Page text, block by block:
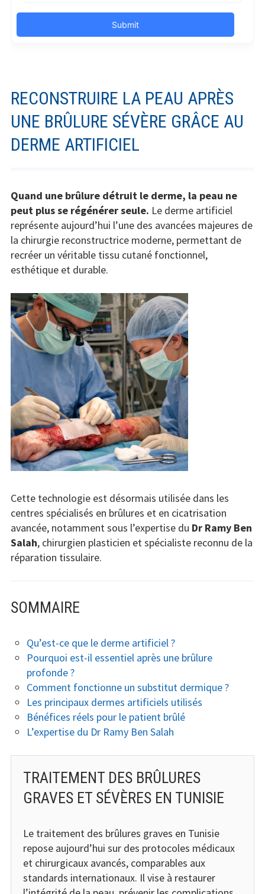
RECONSTRUIRE LA PEAU APRÈS
UNE BRÛLURE SÉVÈRE GRÂCE AU
DERME ARTIFICIEL
Quand une brûlure détruit le derme, la peau ne
peut plus se régénérer seule. Le derme artificiel
représente aujourd’hui l’une des avancées majeures de
la chirurgie reconstructrice moderne, permettant de
recréer un véritable tissu cutané fonctionnel,
esthétique et durable.
Cette technologie est désormais utilisée dans les
centres spécialisés en brûlures et en cicatrisation
avancée, notamment sous l’expertise du Dr Ramy Ben
Salah, chirurgien plasticien et spécialiste reconnu de la
réparation tissulaire.
SOMMAIRE
Qu’est-ce que le derme artificiel ?
Pourquoi est-il essentiel après une brûlure
profonde ?
Comment fonctionne un substitut dermique ?
Les principaux dermes artificiels utilisés
Bénéfices réels pour le patient brûlé
L’expertise du Dr Ramy Ben Salah
TRAITEMENT DES BRÛLURES
GRAVES ET SÉVÈRES EN TUNISIE
Le traitement des brûlures graves en Tunisie
repose aujourd’hui sur des protocoles médicaux
et chirurgicaux avancés, comparables aux
standards internationaux. Il vise à restaurer